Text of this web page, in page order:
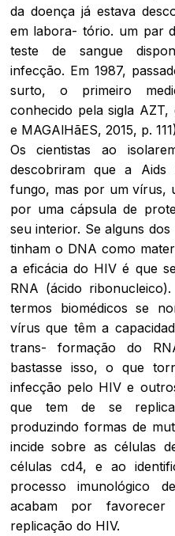
da doença já estava
em labora- tório. um par
teste de sangue
infecção. Em 1987,
surto, o primeiro
conhecido pela sigla
e MAGAlHãES, 2015, p.
Os cientistas ao
descobriram que a
fungo, mas por um vírus,
por uma cápsula de
seu interior. Se alguns
tinham o DNA como
a eficácia do HIV é que
RNA (ácido
termos biomédicos se
vírus que têm a
trans- formação do
bastasse isso, o que
infecção pelo HIV e
que tem de se
produzindo formas de
incide sobre as células
células cd4, e ao
processo imunológico
acabam por
replicação do HIV.